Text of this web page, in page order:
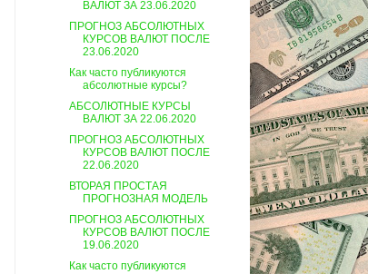
ВАЛЮТ ЗА 23.06.2020
ПРОГНОЗ АБСОЛЮТНЫХ
КУРСОВ ВАЛЮТ ПОСЛЕ
23.06.2020
Как часто публикуются
абсолютные курсы?
АБСОЛЮТНЫЕ КУРСЫ
ВАЛЮТ ЗА 22.06.2020
ПРОГНОЗ АБСОЛЮТНЫХ
КУРСОВ ВАЛЮТ ПОСЛЕ
22.06.2020
ВТОРАЯ ПРОСТАЯ
ПРОГНОЗНАЯ МОДЕЛЬ
ПРОГНОЗ АБСОЛЮТНЫХ
КУРСОВ ВАЛЮТ ПОСЛЕ
19.06.2020
Как часто публикуются